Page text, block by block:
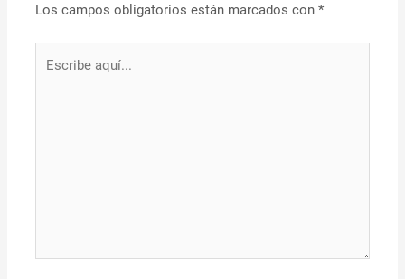
Los campos obligatorios están marcados con*